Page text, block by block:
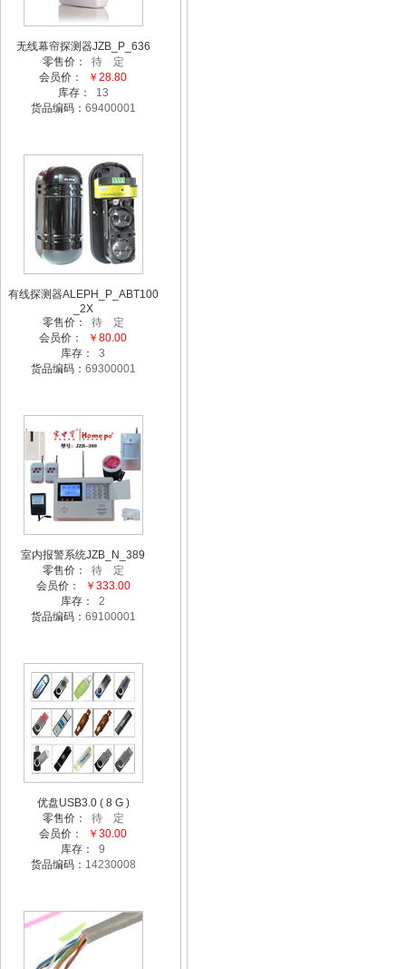
无线幕帘探测器JZB_P_636
零售价： 待 定
会员价：
￥28.80
库存： 13
货品编码： 69400001
有线探测器ALEPH_P_ABT100
_2X
零售价： 待 定
会员价：
￥80.00
库存：3
货品编码： 69300001
室内报警系统JZB_N_389
零售价： 待 定
会员价：
￥333.00
库存：2
货品编码： 69100001
优盘USB3.0 ( 8 G )
零售价： 待 定
会员价：
￥30.00
库存：9
货品编码： 14230008